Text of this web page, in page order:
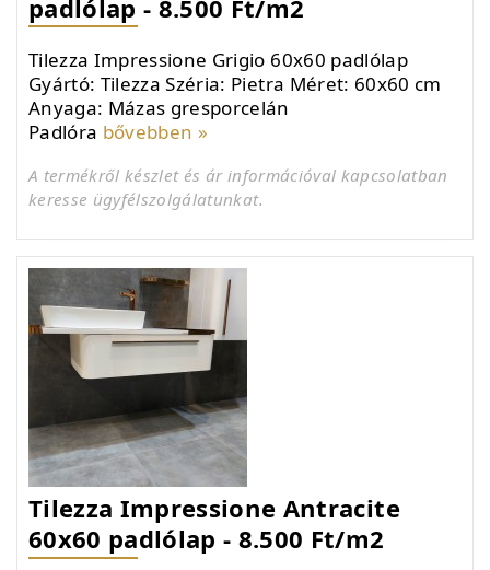
padlólap - 8.500 Ft/m2
Tilezza Impressione Grigio 60x60 padlólap
Gyártó: Tilezza Széria: Pietra Méret: 60x60 cm
Anyaga: Mázas gresporcelán
Padlóra bővebben »
A termékről készlet és ár információval kapcsolatban
keresse ügyfélszolgálatunkat.
Tilezza Impressione Antracite
60x60 padlólap - 8.500 Ft/m2